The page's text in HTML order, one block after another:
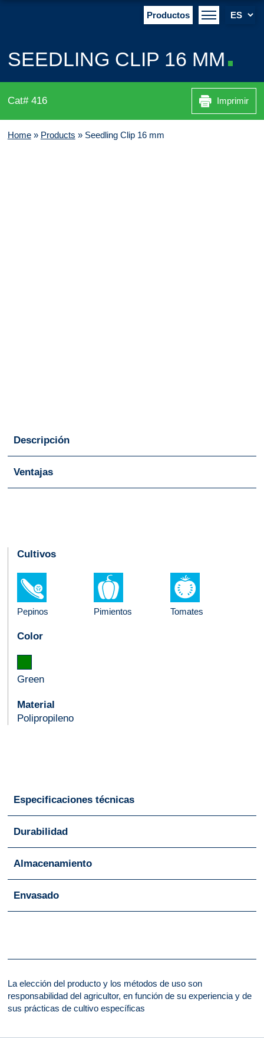
Productos
SEEDLING CLIP 16 MM
Cat# 416 Imprimir
Home» Products » Seedling Clip 16 mm
Descripción
Ventajas
Cultivos
Pepinos Pimientos Tomates
Color
Green
Material
Polipropileno
Especificaciones técnicas
Durabilidad
Almacenamiento
Envasado
La elección del producto y los métodos de uso son
responsabilidad del agricultor, en función de su experiencia y de
sus prácticas de cultivo específicas